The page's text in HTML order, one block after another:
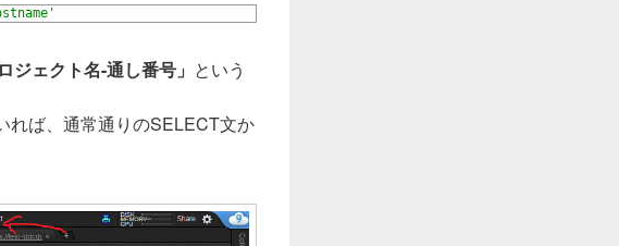
ジェクト名-通し番号」 という
れば、通常通りのSELECT文か